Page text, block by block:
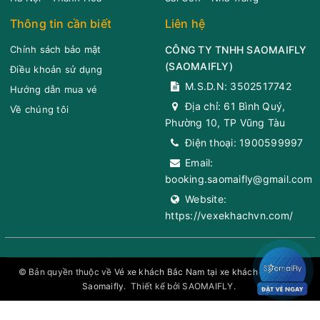
Thuận
Cổng Chữ Y
371 Trần Quý
Cáp, thôn tiến
Hưng, Thành phố
Phan Thiết, Bình
05:56 Xem vị trí
09:0011/08/2026 11/08 12:20
Trạm
Quận 1
Cảng tàu Phan Thiết (Đảo Phú
Trung Nga
11/0811:50(2 giờ 50 phút)
Văn phòng Phan Thiết
Giá vé:200.000 Còn trống: 20 Chọn mua
Thông tin cần biết
Chính sách bảo mật
Điều khoản sử dụng
Hướng dẫn mua vé
Về chúng tôi
Liên hệ
CÔNG TY TNHH SAOMAIFLY
(SAOMAIFLY)
M.S.D.N: 3502517742
Địa chỉ: 61 Bình Quý,
Phường 10, TP Vũng Tàu
Điện thoại: 1900599997
Email:
booking.saomaifly@gmail.com
Website:
https://vexekhachvn.com/
© Bản quyền thuộc về Vé xe khách Bắc Nam tại xe khách toàn quốc
Saomaifly. Thiết kế bởi SAOMAIFLY.